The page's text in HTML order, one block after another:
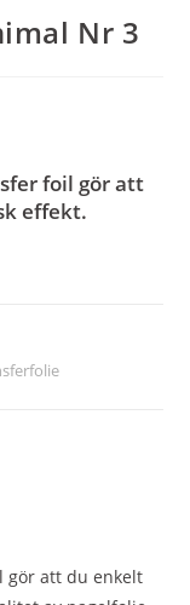
Nr 3
foil gör att
effekt.
gör att du enkelt